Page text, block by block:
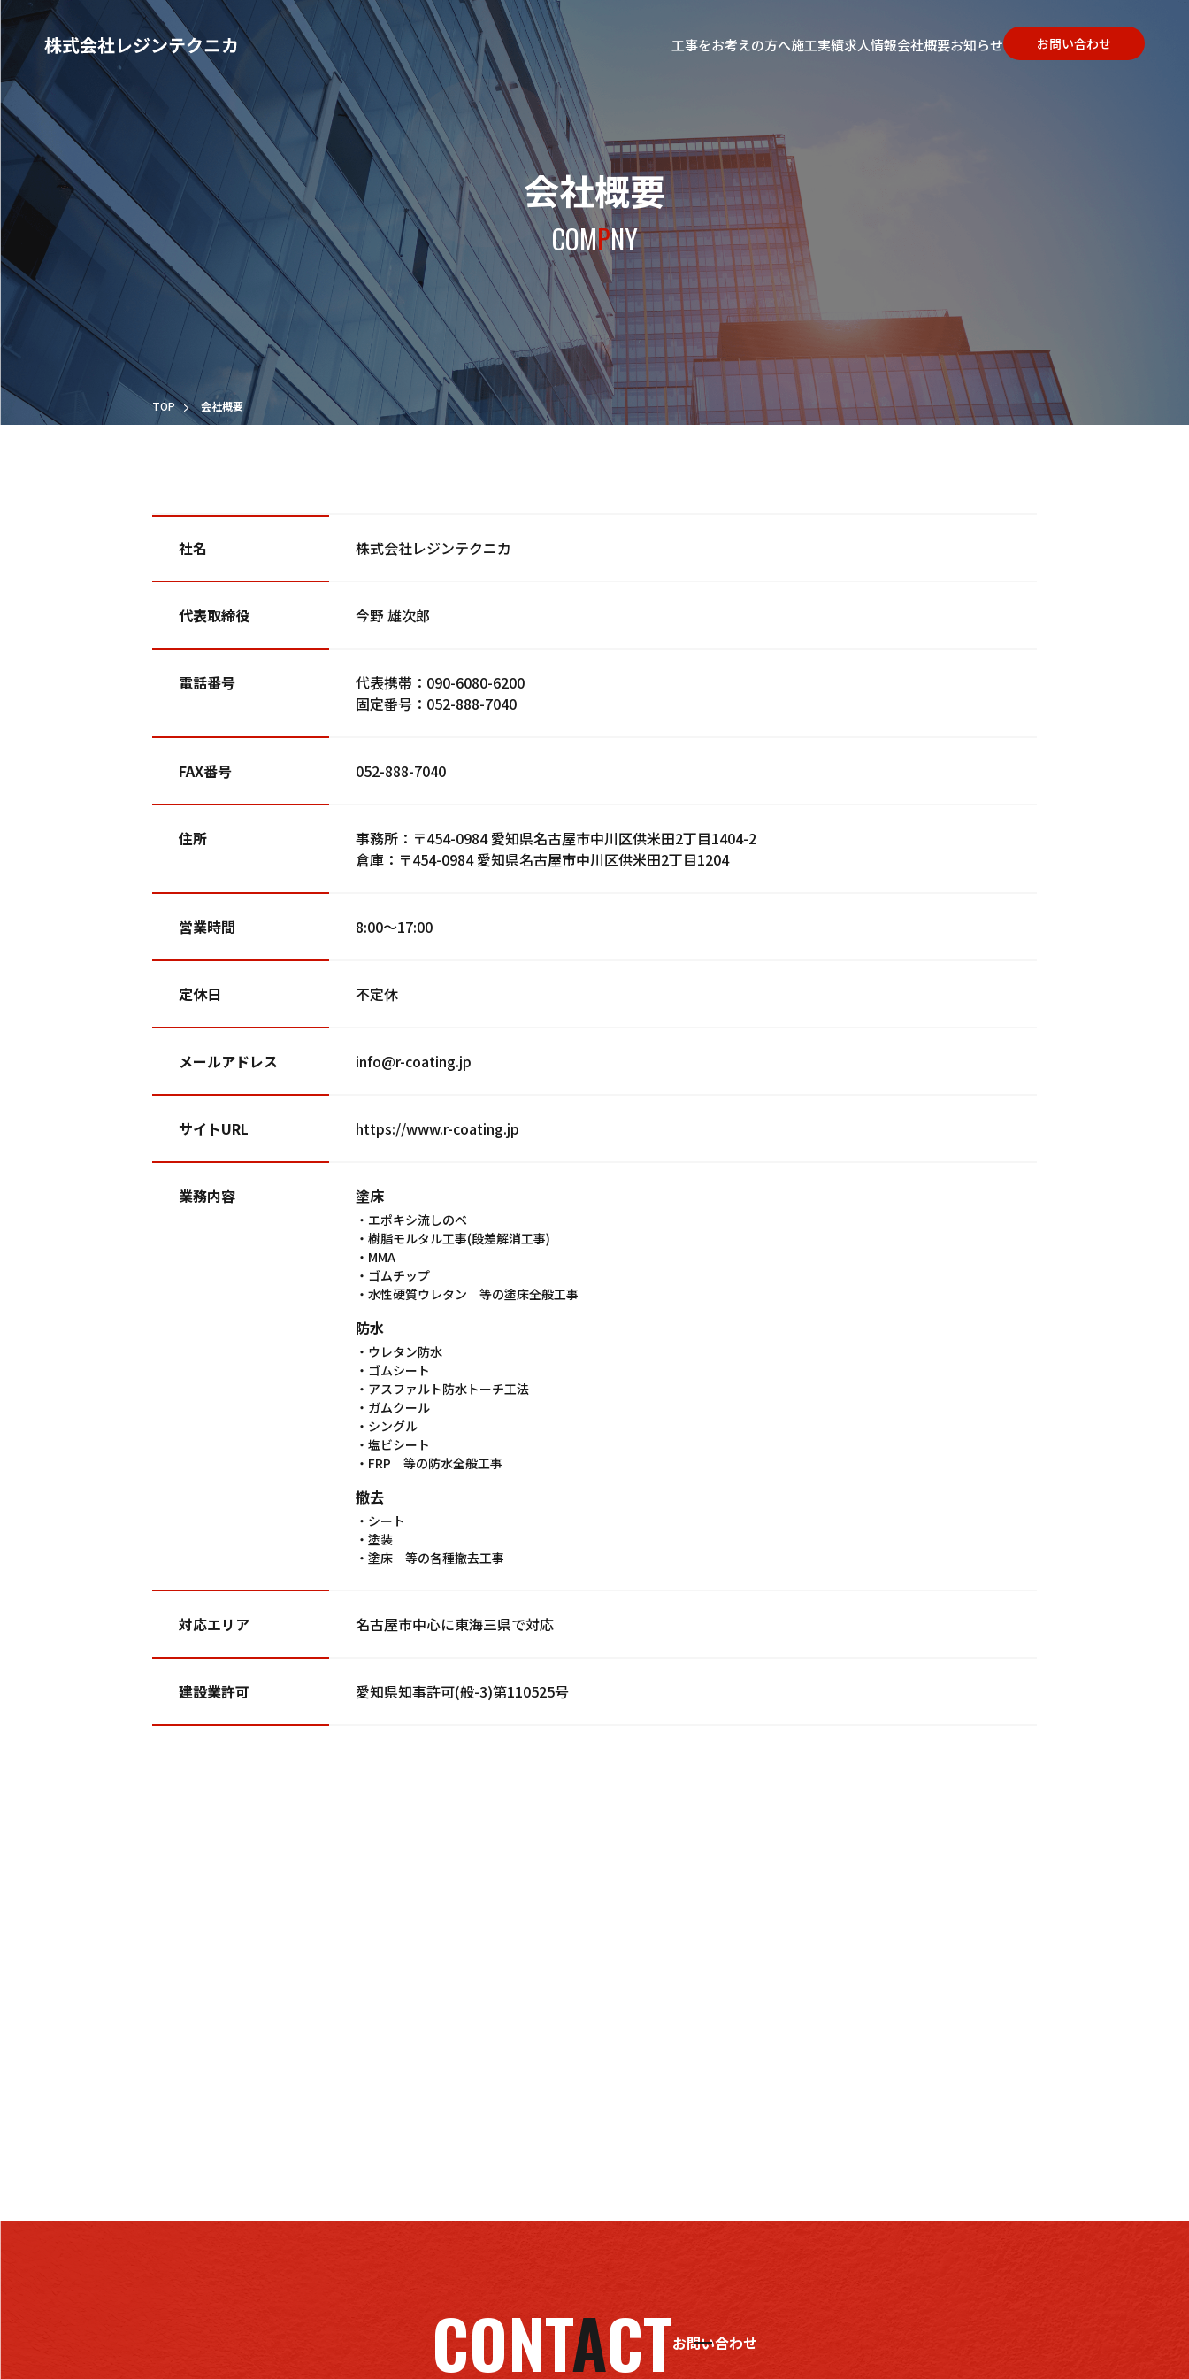
工事をお考えの方へ施工実績求人情報会社概要お知らせ お問い合わせ
会社概要
COMPNY
TOP 会社概要
社名 株式会社レジンテクニカ
代表取締役 今野 雄次郎
電話番号
代表携帯：090-6080-6200
固定番号：052-888-7040
FAX番号 052-888-7040
住所 事務所： 〒454-0984 愛知県名古屋市中川区供米田2丁目1404-2
倉庫： 〒454-0984 愛知県名古屋市中川区供米田2丁目1204
営業時間 8:00～17:00
定休日 不定休
メールアドレス info@r-coating.jp
サイトURL https://www.r-coating.jp
業務内容 塗床
・エポキシ流しのべ
・樹脂モルタル工事(段差解消工事)
・MMA
・ゴムチップ
・水性硬質ウレタン 等の塗床全般工事
防水
・ウレタン防水
・ゴムシート
・アスファルト防水トーチ工法
・ガムクール
・シングル
・塩ビシート
・FRP 等の防水全般工事
撤去
・シート
・塗装
・塗床 等の各種撤去工事
対応エリア 名古屋市中心に東海三県で対応
建設業許可 愛知県知事許可(般-3)第110525号
CONTACTお問い合わせ